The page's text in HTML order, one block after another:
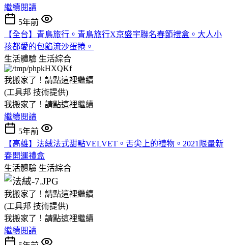
繼續閱讀
5年前
【全台】青鳥旅行。青鳥旅行X京盛宇聯名春節禮盒。大人小
孩都愛的包餡流沙蛋捲。
生活體驗 生活綜合
我搬家了！請點這裡繼續
(工具邦 技術提供)
我搬家了！請點這裡繼續
繼續閱讀
5年前
【高雄】法絨法式甜點VELVET。舌尖上的禮物。2021限量新
春開運禮盒
生活體驗 生活綜合
我搬家了！請點這裡繼續
(工具邦 技術提供)
我搬家了！請點這裡繼續
繼續閱讀